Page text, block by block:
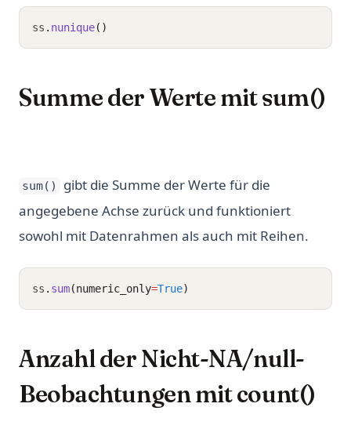
ss . nunique()
Summe der Werte mit sum()
sum()
gibt die Summe der Werte für die
angegebene Achse zurück und funktioniert
sowohl mit Datenrahmen als auch mit Reihen.
ss . sum(numeric_only=True)
Anzahl der Nicht-NA/null-
Beobachtungen mit count()